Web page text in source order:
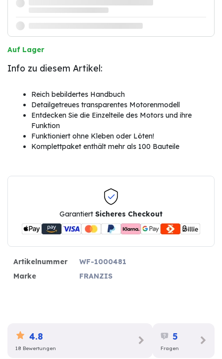
Auf Lager
Info zu diesem Artikel:
Reich bebildertes Handbuch
Detailgetreues transparentes Motorenmodell
Entdecken Sie die Einzelteile des Motors und ihre
Funktion
Funktioniert ohne Kleben oder Löten!
Komplettpaket enthält mehr als 100 Bauteile
Garantiert Sicheres Checkout
Artikelnummer
WF-1000481
Marke
FRANZIS
4.8
18 Bewertungen
5
Fragen